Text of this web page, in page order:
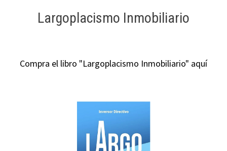
Largoplacismo Inmobiliario
Compra el libro "Largoplacismo Inmobiliario" aquí